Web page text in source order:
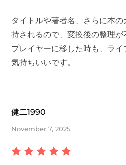
タイトルや著者名、さらに本
持されるので、変換後の整理
プレイヤーに移した時も、ラ
気持ちいいです。
健二1990
November 7, 2025